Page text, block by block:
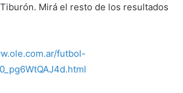
Mirá el resto de los resultados
futbol-